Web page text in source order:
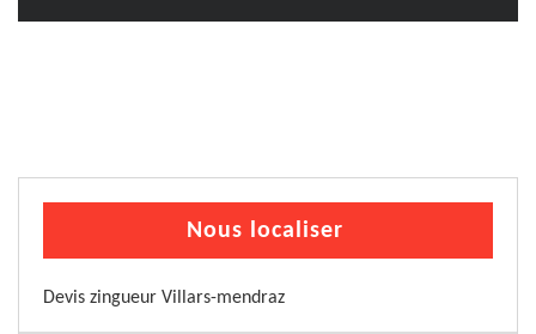
Nous localiser
Devis zingueur Villars-mendraz